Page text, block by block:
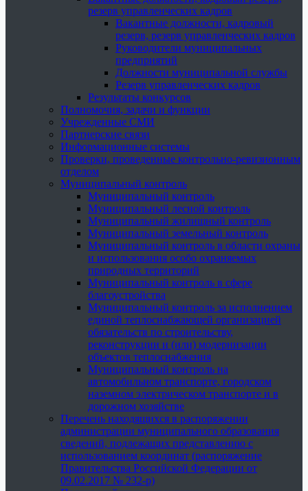
резерв управленческих кадров
Вакантные должности, кадровый
резерв, резерв управленческих кадров
Руководители муниципальных
предприятий
Должности муниципальной службы
Резерв управленческих кадров
Результаты конкурсов
Полномочия, задачи и функции
Учрежденные СМИ
Партнерские связи
Информационные системы
Проверки, проведенные контрольно-ревизионным
отделом
Муниципальный контроль
Муниципальный контроль
Муниципальный лесной контроль
Муниципальный жилищный контроль
Муниципальный земельный контроль
Муниципальный контроль в области охраны
и использования особо охраняемых
природных территорий
Муниципальный контроль в сфере
благоустройства
Муниципальный контроль за исполнением
единой теплоснабжающей организацией
обязательств по строительству,
реконструкции и (или) модернизации
объектов теплоснабжения
Муниципальный контроль на
автомобильном транспорте, городском
наземном электрическом транспорте и в
дорожном хозяйстве
Перечень находящихся в распоряжении
администрации муниципального образования
сведений, подлежащих представлению с
использованием координат (распоряжение
Правительства Российской Федерации от
09.02.2017 № 232-р)